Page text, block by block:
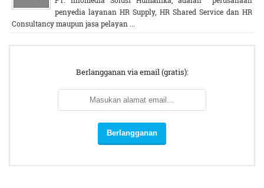
penyedia layanan HR Supply, HR Shared Service dan HR
Consultancy maupun jasa pelayan ...
Berlangganan via email (gratis):